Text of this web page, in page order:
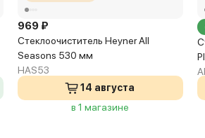
969 ₽
Стеклоочиститель Heyner All
Seasons 530 мм
HAS53
14 августа
в 1 магазине